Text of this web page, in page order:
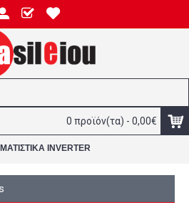
0 προϊόν(τα) - 0,00€
INVERTER